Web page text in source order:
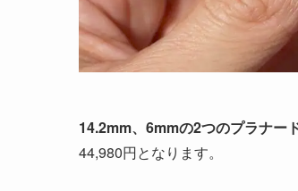
14.2mm、6mmの2つのプラナー
44,980円となります。